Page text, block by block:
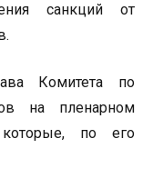
санкций от
Комитета по
на пленарном
по его